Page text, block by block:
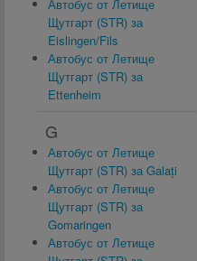
Автобус от Летище
Щутгарт (STR) за
Eislingen/Fils
Автобус от Летище
Щутгарт (STR) за
Ettenheim
G
Автобус от Летище
Щутгарт (STR) за Galați
Автобус от Летище
Щутгарт (STR) за
Gomaringen
Автобус от Летище